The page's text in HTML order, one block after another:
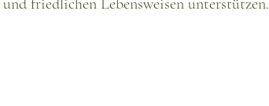
friedlichen Lebensweisen unterstützen.